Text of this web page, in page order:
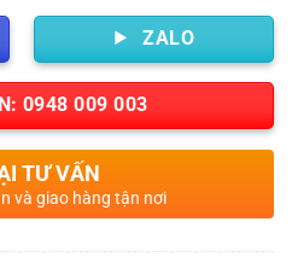
ZALO
0948 009 003
TƯ VẤN
và giao hàng tận nơi